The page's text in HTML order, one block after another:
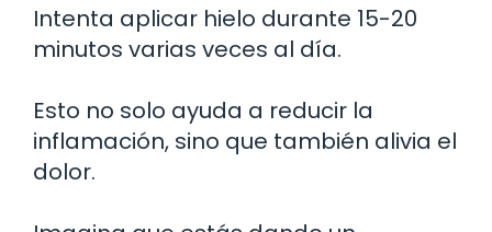
Intenta aplicar hielo durante 15-20
minutos varias veces al día.
Esto no solo ayuda a reducir la
inflamación, sino que también alivia el
dolor.